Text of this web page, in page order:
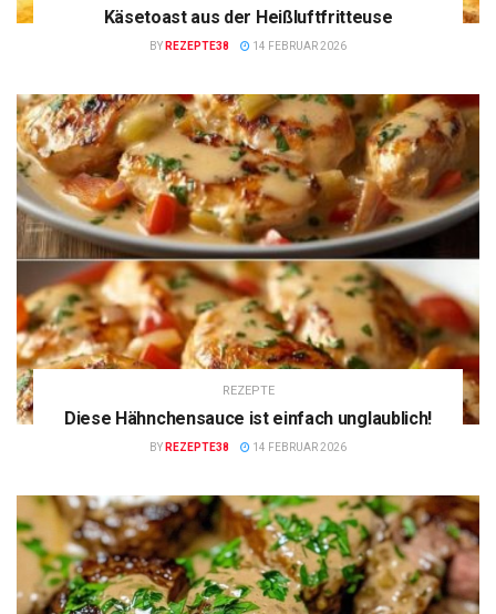
Käsetoast aus der Heißluftfritteuse
BY REZEPTE38 14 FEBRUAR 2026
REZEPTE
Diese Hähnchensauce ist einfach unglaublich!
BY REZEPTE38 14 FEBRUAR 2026